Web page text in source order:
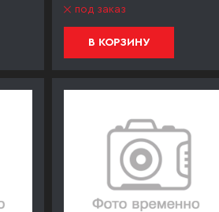
под заказ
В КОРЗИНУ